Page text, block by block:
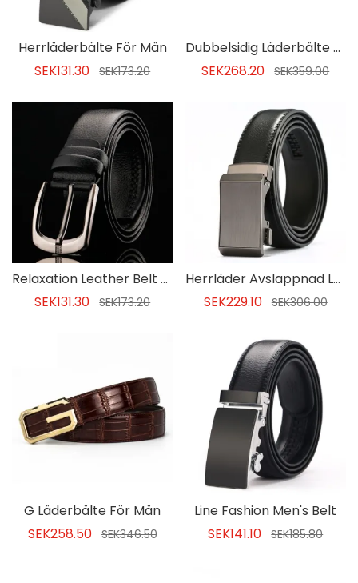
Herrläderbälte För Män
SEK131.30
SEK173.20
Dubbelsidig Läderbälte För Män
SEK268.20
SEK359.00
Relaxation Leather Belt För Män
SEK131.30
SEK173.20
Herrläder Avslappnad Läderbälte
SEK229.10 SEK306.00
G Läderbälte För Män
SEK258.50 SEK346.50
Line Fashion Men's Belt
SEK141.10
SEK185.80